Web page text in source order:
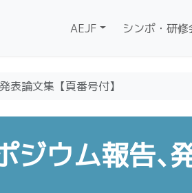
AEJF シンポ・研修
表論文集【頁番号付】
ジウム報告､